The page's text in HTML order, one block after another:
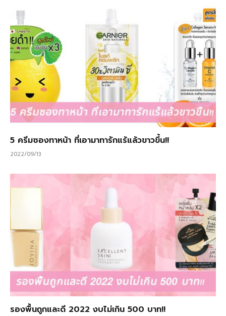
5 ครีมซองทาหน้า ที่เอามาทารักแร้แล้วขาวขึ้น!!
2022/09/13
รองพื้นถูกและดี 2022 งบไม่เกิน 500 บาท!!